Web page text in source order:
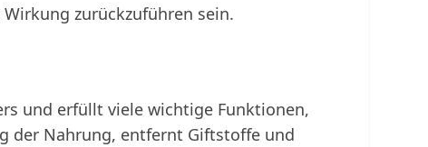
zurückzuführen sein.
und erfüllt viele wichtige Funktionen,
der Nahrung, entfernt Giftstoffe und